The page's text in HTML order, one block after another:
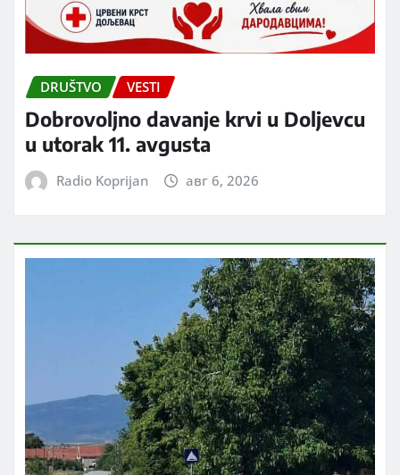
DRUŠTVO VESTI
Dobrovoljno davanje krvi u Doljevcu
u utorak 11. avgusta
Radio Koprijan авг 6, 2026